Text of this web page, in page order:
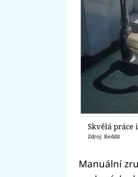
Skvělá práce
Zdroj: Reddit
Manuální